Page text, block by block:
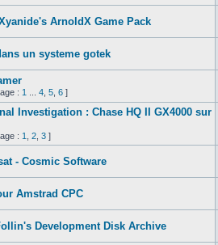
ArnoldX Game Pack
un systeme gotek
: 1 4 5 6 ]
Investigation : Chase HQ II GX4000 sur
: 1 2 3 ]
- Cosmic Software
Amstrad CPC
Development Disk Archive